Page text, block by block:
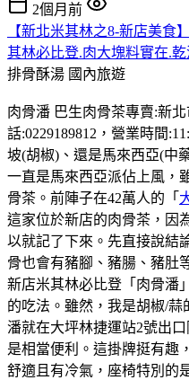
2個月前
【新北米其林之8-新店美食
其林必比登.肉大塊料實在.
排骨酥湯 國內旅遊
肉骨潘 巴生肉骨茶專賣:新
話:0229189812，營業時間
坡(胡椒)、還是馬來西亞(中
一直是馬來西亞派佔上風，
骨茶。前陣子在42萬人的「
這家位於新店的肉骨茶，因
以就記了下來。先直接說結
骨也會有豬腳、豬腸、豬肚
新店米其林必比登「肉骨潘
的吃法。雖然，我是胡椒/蒜
潘就在大坪林捷運站2號出
是相當便利。這掛牌挺有趣
舒適且有冷氣，座椅特別的